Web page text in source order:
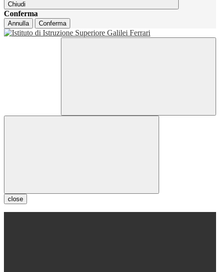
Chiudi
Conferma
Annulla Conferma
close